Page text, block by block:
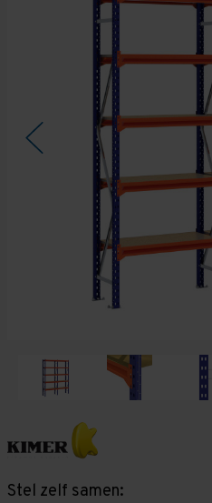
Stel zelf samen: